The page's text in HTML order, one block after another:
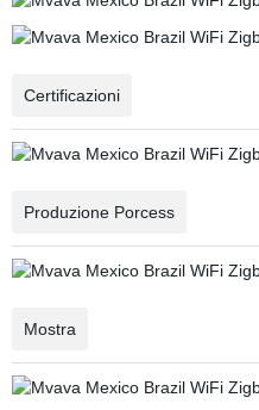
Certificazioni
Produzione Porcess
Mostra